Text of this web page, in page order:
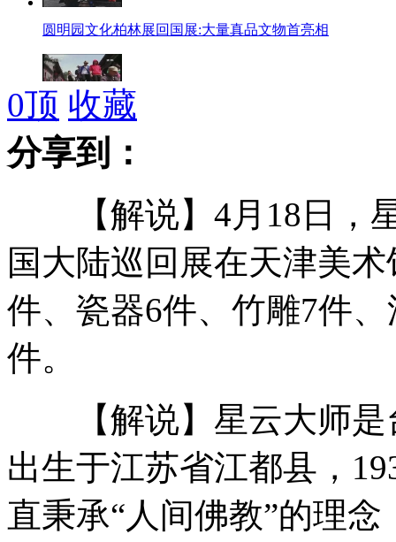
圆明园文化柏林展回国展:大量真品文物首亮相
“五一”小长假1200多家景区门票平均优惠20%
北京一咖啡馆以“一夜情”作诱饵诈骗27人
俄国防部将对俄武器装备升级改造
0顶 收藏
分享到：
【解说】4月18日，星
国大陆巡回展在天津美
件、瓷器6件、竹雕7件
件。
【解说】星云大师是
出生于江苏省江都县，
直秉承“人间佛教”的理